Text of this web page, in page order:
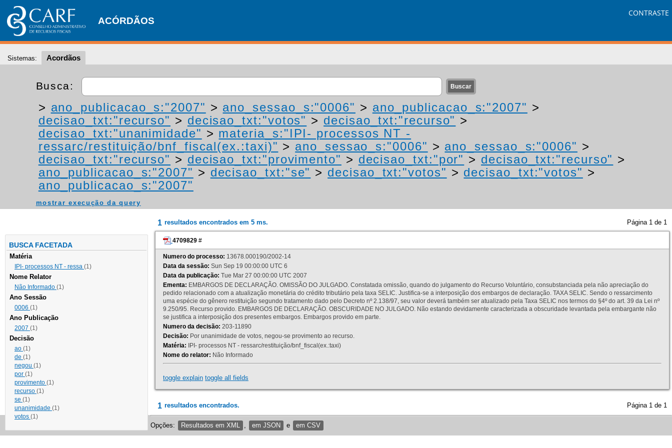
ACÓRDÃOS
CONTRASTE
Sistemas: Acordãos
Busca:
> ano_publicacao_s:"2007" > ano_sessao_s:"0006" > ano_publicacao_s:"2007" >
decisao_txt:"recurso" > decisao_txt:"votos" > decisao_txt:"recurso" >
decisao_txt:"unanimidade" > materia_s:"IPI- processos NT -
ressarc/restituição/bnf_fiscal(ex.:taxi)" > ano_sessao_s:"0006" > ano_sessao_s:"0006" >
decisao_txt:"recurso" > decisao_txt:"provimento" > decisao_txt:"por" > decisao_txt:"recurso" >
ano_publicacao_s:"2007" > decisao_txt:"se" > decisao_txt:"votos" > decisao_txt:"votos" >
ano_publicacao_s:"2007"
mostrar execução da query
BUSCA FACETADA
Matéria
IPI- processos NT - ressa (1)
Nome Relator
Não Informado (1)
Ano Sessão
0006 (1)
Ano Publicação
2007 (1)
Decisão
ao (1)
de (1)
negou (1)
por (1)
provimento (1)
recurso (1)
se (1)
unanimidade (1)
votos (1)
1 resultados encontrados em 5 ms. Página 1 de 1
4709829 #
Numero do processo: 13678.000190/2002-14
Data da sessão: Sun Sep 19 00:00:00 UTC 6
Data da publicação: Tue Mar 27 00:00:00 UTC 2007
Ementa: EMBARGOS DE DECLARAÇÃO. OMISSÃO DO JULGADO. Constatada omissão, quando do julgamento do Recurso Voluntário, consubstanciada pela não apreciação do
pedido relacionado com a atualização monetária do crédito tributário pela taxa SELIC. Justifica-se a interposição dos embargos de declaração. TAXA SELIC. Sendo o ressarcimento
uma espécie do gênero restituição segundo tratamento dado pelo Decreto nº 2.138/97, seu valor deverá também ser atualizado pela Taxa SELIC nos termos do §4º do art. 39 da Lei nº
9.250/95. Recurso provido. EMBARGOS DE DECLARAÇÃO. OBSCURIDADE NO JULGADO. Não estando devidamente caracterizada a obscuridade levantada pela embargante não
se justifica a interposição dos presentes embargos. Embargos provido em parte.
Numero da decisão: 203-11890
Decisão: Por unanimidade de votos, negou-se provimento ao recurso.
Matéria: IPI- processos NT - ressarc/restituição/bnf_fiscal(ex.:taxi)
Nome do relator: Não Informado
toggle explain toggle all fields
1 resultados encontrados. Página 1 de 1
Opções: Resultados em XML em JSON e em CSV